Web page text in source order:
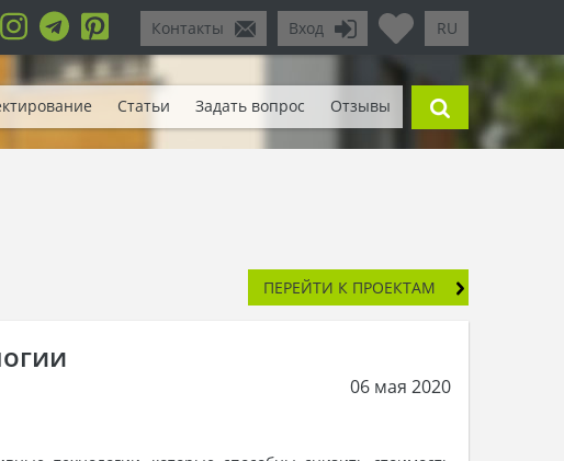
RU
Вход
Контакты
Статьи Задать вопрос Отзывы
ПЕРЕЙТИ К ПРОЕКТАМ
06 мая 2020